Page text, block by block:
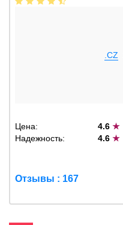
.CZ
Цена: 4.6★
Надежность:
4.6★
Отзывы : 167